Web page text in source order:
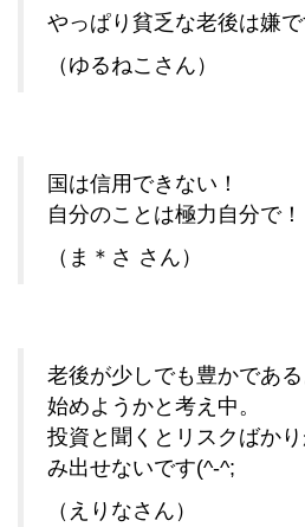
やっぱり貧乏な老後は嫌で
（ゆるねこさん）
国は信用できない！
自分のことは極力自分で！
（ま＊さ さん）
老後が少しでも豊かであ
始めようかと考え中。
投資と聞くとリスクばか
み出せないです(^-^;
（えりなさん）